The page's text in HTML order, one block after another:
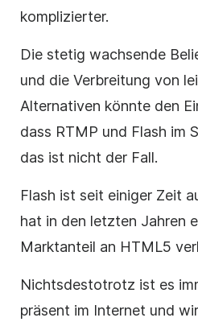
komplizierter.
Die stetig wachsende
und die Verbreitung von
Alternativen könnte den
dass RTMP und Flash im
das ist nicht der Fall.
Flash ist seit einiger Zeit
hat in den letzten Jahren
Marktanteil an HTML5
Nichtsdestotrotz ist es
präsent im Internet und